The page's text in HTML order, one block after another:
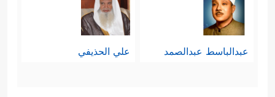
عبدالباسط عبدالصمد علي الحذيفي